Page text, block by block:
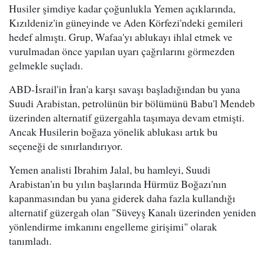
Husiler şimdiye kadar çoğunlukla Yemen açıklarında,
Kızıldeniz'in güneyinde ve Aden Körfezi'ndeki gemileri
hedef almıştı. Grup, Wafaa'yı ablukayı ihlal etmek ve
vurulmadan önce yapılan uyarı çağrılarını görmezden
gelmekle suçladı.
ABD-İsrail'in İran'a karşı savaşı başladığından bu yana
Suudi Arabistan, petrolünün bir bölümünü Babu'l Mendeb
üzerinden alternatif güzergahla taşımaya devam etmişti.
Ancak Husilerin boğaza yönelik ablukası artık bu
seçeneği de sınırlandırıyor.
Yemen analisti Ibrahim Jalal, bu hamleyi, Suudi
Arabistan'ın bu yılın başlarında Hürmüz Boğazı'nın
kapanmasından bu yana giderek daha fazla kullandığı
alternatif güzergah olan "Süveyş Kanalı üzerinden yeniden
yönlendirme imkanını engelleme girişimi" olarak
tanımladı.